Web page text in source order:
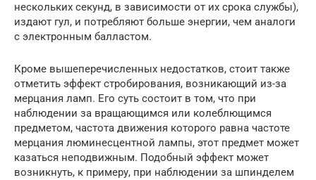
нескольких секунд, в зависимости от их срока службы),
издают гул, и потребляют больше энергии, чем аналоги
с электронным балластом.
Кроме вышеперечисленных недостатков, стоит также
отметить эффект стробирования, возникающий из-за
мерцания ламп. Его суть состоит в том, что при
наблюдении за вращающимся или колеблющимся
предметом, частота движения которого равна частоте
мерцания люминесцентной лампы, этот предмет может
казаться неподвижным. Подобный эффект может
возникнуть, к примеру, при наблюдении за шпинделем